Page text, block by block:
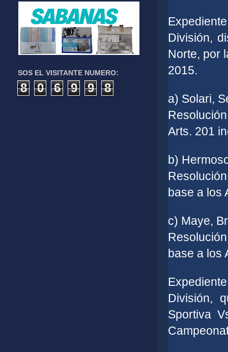
División,
Norte, por
2015.
a) Solari,
Arts. 201
b)
base a los
c) Maye,
base a los
División,
Sportiva
SOS EL VISITANTE NUMERO:
8 0 6 9 9 8